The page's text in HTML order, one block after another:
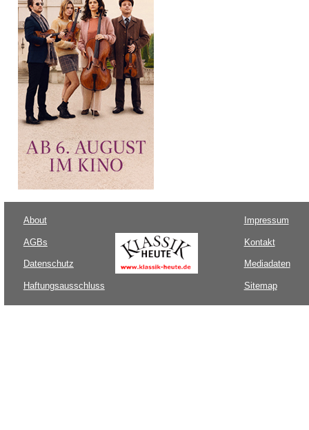
About
AGBs
Datenschutz
Haftungsausschluss
Impressum
Kontakt
Mediadaten
Sitemap